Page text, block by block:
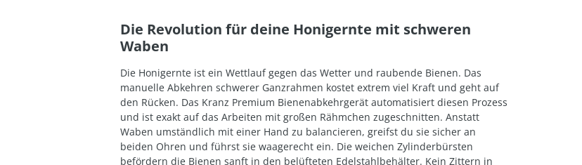
Die Revolution für deine Honigernte mit schweren
Waben
Die Honigernte ist ein Wettlauf gegen das Wetter und raubende Bienen. Das
manuelle Abkehren schwerer Ganzrahmen kostet extrem viel Kraft und geht auf
den Rücken. Das Kranz Premium Bienenabkehrgerät automatisiert diesen Prozess
und ist exakt auf das Arbeiten mit großen Rähmchen zugeschnitten. Anstatt
Waben umständlich mit einer Hand zu balancieren, greifst du sie sicher an
beiden Ohren und führst sie waagerecht ein. Die weichen Zylinderbürsten
befördern die Bienen sanft in den belüfteten Edelstahlbehälter. Kein Zittern in